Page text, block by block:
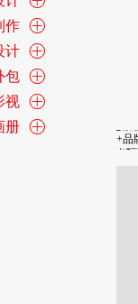
作
计
包
视
册
+品